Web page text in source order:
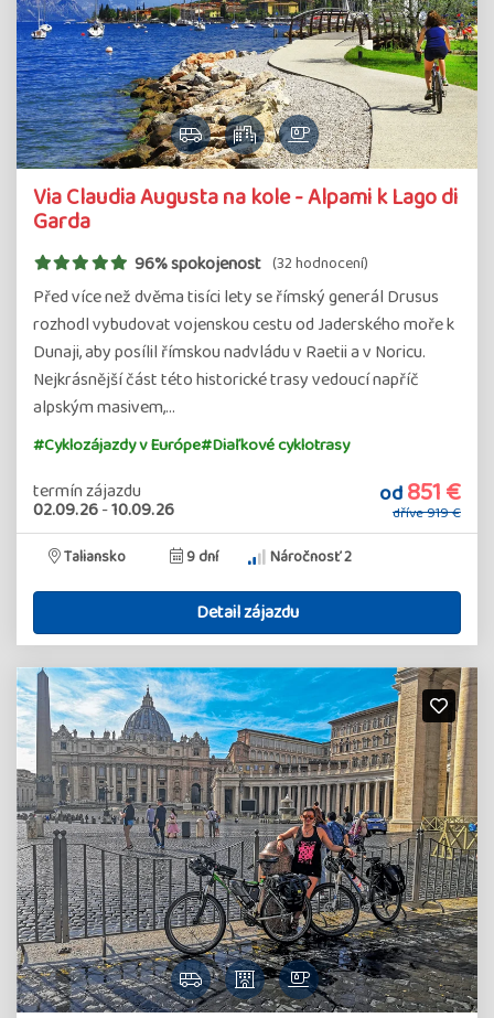
Via Claudia Augusta na kole - Alpami k Lago di
Garda
96% spokojenost (32 hodnocení)
Před více než dvěma tisíci lety se římský generál Drusus
rozhodl vybudovat vojenskou cestu od Jaderského moře k
Dunaji, aby posílil římskou nadvládu v Raetii a v Noricu.
Nejkrásnější část této historické trasy vedoucí napříč
alpským masivem,…
#Cyklozájazdy v Európe#Diaľkové cyklotrasy
termín zájazdu
02.09.26-10.09.26 od851 €
dříve919 €
Taliansko 9 dní Náročnosť 2
Detail zájazdu